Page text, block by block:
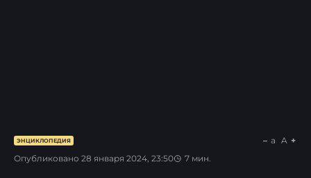
ЭНЦИКЛОПЕДИЯ
Опубликовано 28 января 2024, 23:50 7 мин.
a A